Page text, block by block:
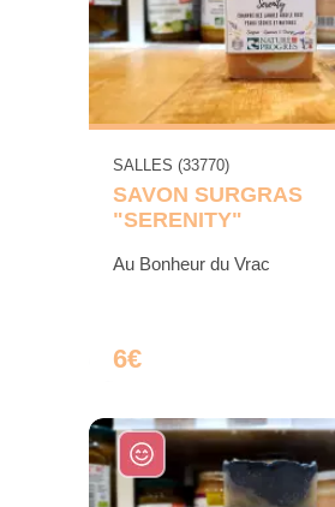
SALLES (33770)
SAVON SURGRAS
"SERENITY"
Au Bonheur du Vrac
6€